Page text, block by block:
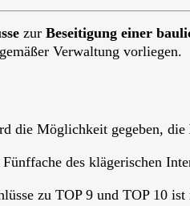
zur Beseitigung einer
Verwaltung vorliegen.
die Möglichkeit gegeben, die
des klägerischen
zu TOP 9 und TOP 10